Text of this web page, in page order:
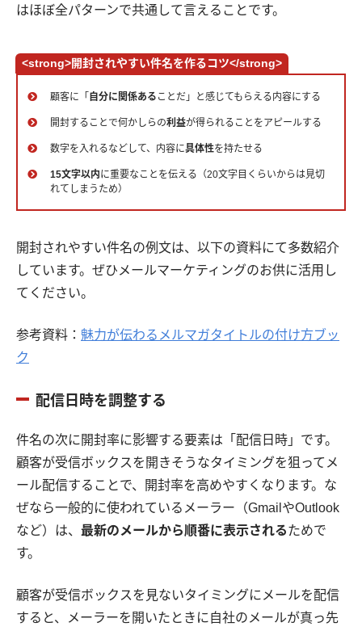
はほぼ全パターンで共通して言えることです。
<strong>開封されやすい件名を作るコツ</strong>
顧客に「 自分に関係ある ことだ」と感じてもらえる内容にする
開封することで何かしらの利益が得られることをアピールする
数字を入れるなどして、内容に具体性を持たせる
15文字以内に重要なことを伝える（20文字目くらいからは見切
れてしまうため）
開封されやすい件名の例文は、以下の資料にて多数紹介
しています。ぜひメールマーケティングのお供に活用し
てください。
参考資料： 魅力が伝わるメルマガタイトルの付け方ブッ
ク
配信日時を調整する
件名の次に開封率に影響する要素は「配信日時」です。
顧客が受信ボックスを開きそうなタイミングを狙ってメ
ール配信することで、開封率を高めやすくなります。な
ぜなら一般的に使われているメーラー（GmailやOutlook
など）は、 最新のメールから順番に表示されるためで
す。
顧客が受信ボックスを見ないタイミングにメールを配信
すると、メーラーを開いたときに自社のメールが真っ先